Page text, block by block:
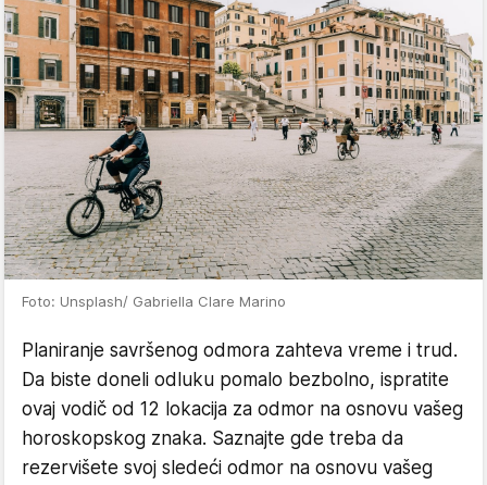
Foto: Unsplash/ Gabriella Clare Marino
Planiranje savršenog odmora zahteva vreme i trud.
Da biste doneli odluku pomalo bezbolno, ispratite
ovaj vodič od 12 lokacija za odmor na osnovu vašeg
horoskopskog znaka. Saznajte gde treba da
rezervišete svoj sledeći odmor na osnovu vašeg